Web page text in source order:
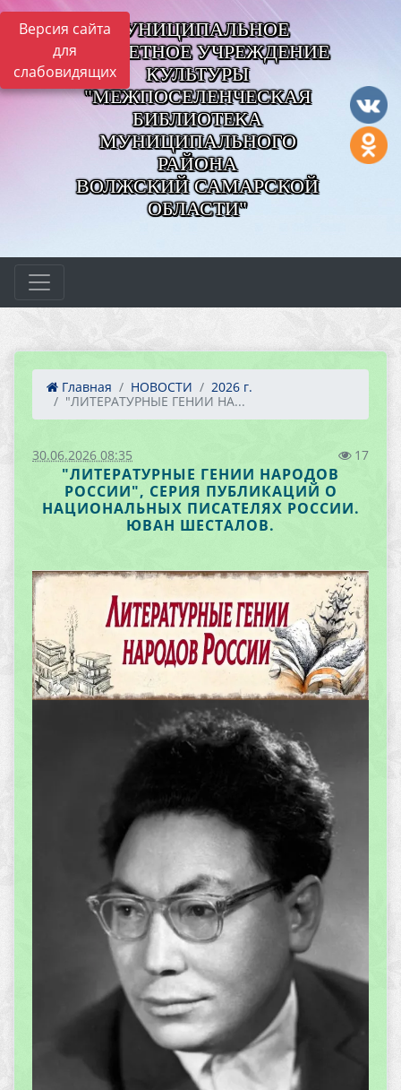
Версия сайта
для
слабовидящих
МУНИЦИПАЛЬНОЕ
БЮДЖЕТНОЕ УЧРЕЖДЕНИЕ
КУЛЬТУРЫ
"МЕЖПОСЕЛЕНЧЕСКАЯ
БИБЛИОТЕКА
МУНИЦИПАЛЬНОГО
РАЙОНА
ВОЛЖСКИЙ САМАРСКОЙ
ОБЛАСТИ"
Главная НОВОСТИ
2026 г.
"ЛИТЕРАТУРНЫЕ ГЕНИИ НА...
30.06.2026 08:35 17
"ЛИТЕРАТУРНЫЕ ГЕНИИ НАРОДОВ
РОССИИ", СЕРИЯ ПУБЛИКАЦИЙ О
НАЦИОНАЛЬНЫХ ПИСАТЕЛЯХ РОССИИ.
ЮВАН ШЕСТАЛОВ.